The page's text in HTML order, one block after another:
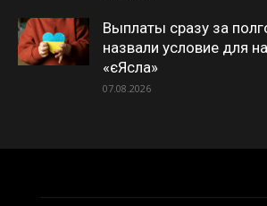
Выплаты сразу за
назвали условие для
«єЯсла»
07.08.2026